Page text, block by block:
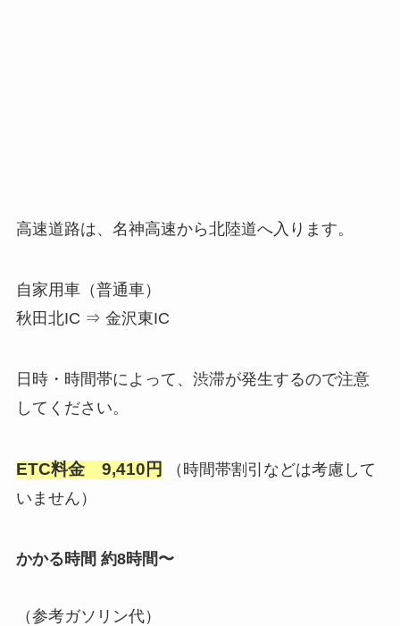
高速道路は、名神高速から北陸道へ入ります。
自家用車（普通車）
秋田北IC ⇒ 金沢東IC
日時・時間帯によって、渋滞が発生するので注意
してください。
ETC料金 9,410円
（時間帯割引などは考慮して
いません）
かかる時間 約8時間〜
（参考ガソリン代）